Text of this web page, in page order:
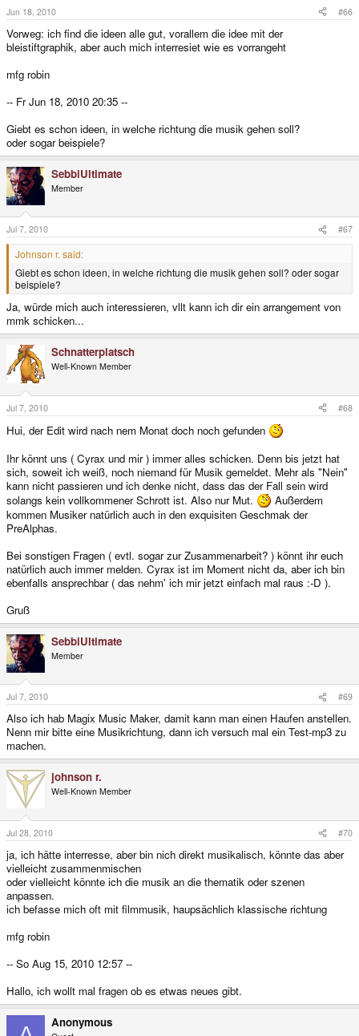
Jun 18, 2010 #66
Vorweg: ich find die ideen alle gut, vorallem die idee mit der
bleistiftgraphik, aber auch mich interresiet wie es vorrangeht
mfg robin
-- Fr Jun 18, 2010 20:35 --
Giebt es schon ideen, in welche richtung die musik gehen soll?
oder sogar beispiele?
SebbiUltimate
Member
Jul 7, 2010 #67
Johnson r. said:
Giebt es schon ideen, in welche richtung die musik gehen soll? oder sogar
beispiele?
Ja, würde mich auch interessieren, vllt kann ich dir ein arrangement von
mmk schicken...
Schnatterplatsch
Well-Known Member
Jul 7, 2010 #68
Hui, der Edit wird nach nem Monat doch noch gefunden
Ihr könnt uns ( Cyrax und mir ) immer alles schicken. Denn bis jetzt hat
sich, soweit ich weiß, noch niemand für Musik gemeldet. Mehr als "Nein"
kann nicht passieren und ich denke nicht, dass das der Fall sein wird
solangs kein vollkommener Schrott ist. Also nur Mut.
Außerdem
kommen Musiker natürlich auch in den exquisiten Geschmak der
PreAlphas.
Bei sonstigen Fragen ( evtl. sogar zur Zusammenarbeit? ) könnt ihr euch
natürlich auch immer melden. Cyrax ist im Moment nicht da, aber ich bin
ebenfalls ansprechbar ( das nehm' ich mir jetzt einfach mal raus :-D ).
Gruß
SebbiUltimate
Member
Jul 7, 2010 #69
Also ich hab Magix Music Maker, damit kann man einen Haufen anstellen.
Nenn mir bitte eine Musikrichtung, dann ich versuch mal ein Test-mp3 zu
machen.
johnson r.
Well-Known Member
Jul 28, 2010 #70
ja, ich hätte interresse, aber bin nich direkt musikalisch, könnte das aber
vielleicht zusammenmischen
oder vielleicht könnte ich die musik an die thematik oder szenen
anpassen.
ich befasse mich oft mit filmmusik, haupsächlich klassische richtung
mfg robin
-- So Aug 15, 2010 12:57 --
Hallo, ich wollt mal fragen ob es etwas neues gibt.
Anonymous